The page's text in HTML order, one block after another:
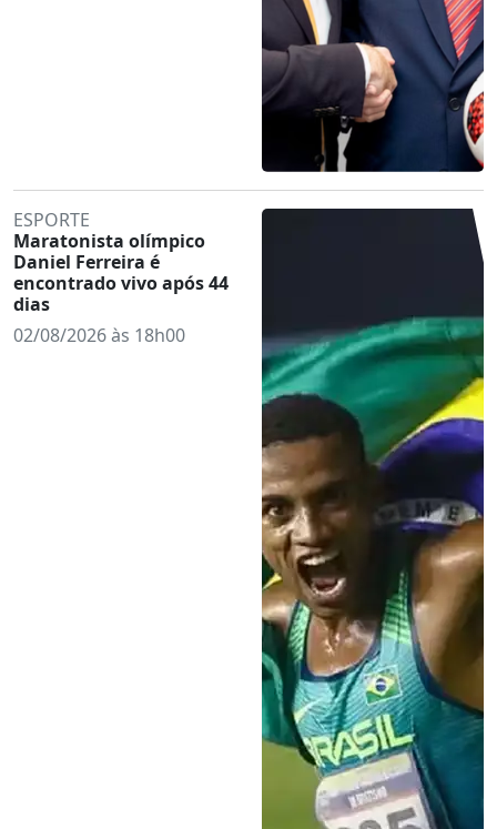
ESPORTE
Maratonista olímpico
Daniel Ferreira é
encontrado vivo após 44
dias
02/08/2026 às 18h00